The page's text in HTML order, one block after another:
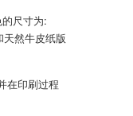
尺寸为:
然牛皮纸版
在印刷过程